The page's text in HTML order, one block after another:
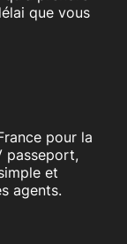
de mariage
que vous
pour la
passeport,
et
agents.